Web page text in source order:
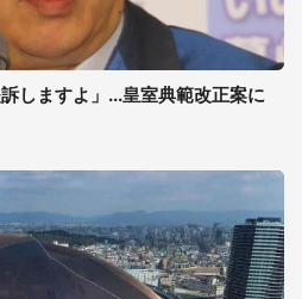
しますよ」...皇室典範改正案に